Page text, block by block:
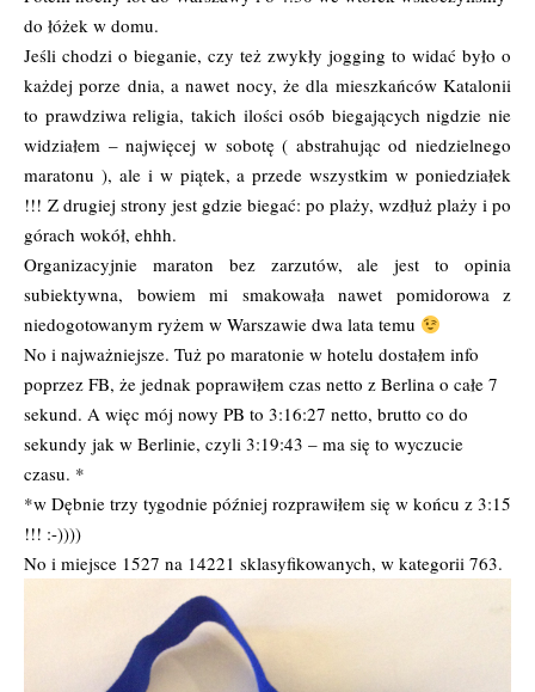
do łóżek w domu.
Jeśli chodzi o bieganie, czy też zwykły jogging to widać było o
każdej porze dnia, a nawet nocy, że dla mieszkańców Katalonii
to prawdziwa religia, takich ilości osób biegających nigdzie nie
widziałem – najwięcej w sobotę ( abstrahując od niedzielnego
maratonu ), ale i w piątek, a przede wszystkim w poniedziałek
!!! Z drugiej strony jest gdzie biegać: po plaży, wzdłuż plaży i po
górach wokół, ehhh.
Organizacyjnie maraton bez zarzutów, ale jest to opinia
subiektywna, bowiem mi smakowała nawet pomidorowa z
niedogotowanym ryżem w Warszawie dwa lata temu
No i najważniejsze. Tuż po maratonie w hotelu dostałem info
poprzez FB, że jednak poprawiłem czas netto z Berlina o całe 7
sekund. A więc mój nowy PB to 3:16:27 netto, brutto co do
sekundy jak w Berlinie, czyli 3:19:43 – ma się to wyczucie
czasu. *
*w Dębnie trzy tygodnie później rozprawiłem się w końcu z 3:15
!!! :-))))
No i miejsce 1527 na 14221 sklasyfikowanych, w kategorii 763.